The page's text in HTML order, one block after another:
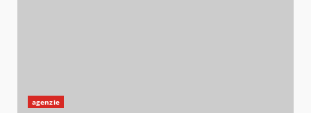
agenzie